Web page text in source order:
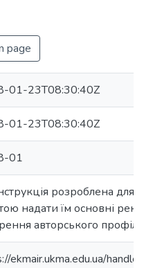
page
01-23T08:30:40Z
01-23T08:30:40Z
01
розроблена
надати їм основні
авторського
ekmair.ukma.edu.ua/